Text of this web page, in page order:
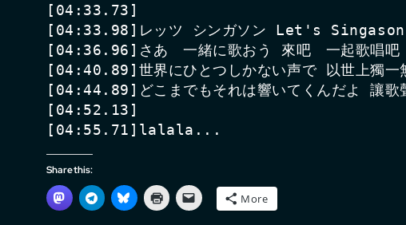
[04:33.73]
[04:33.98]レッツ シンガソン Let's Singason
[04:36.96]さあ　一緒に歌おう 來吧　一起歌唱吧
[04:40.89]世界にひとつしかない声で 以世上獨一
[04:44.89]どこまでもそれは響いてくんだよ 讓歌
[04:52.13]
Share this:
More